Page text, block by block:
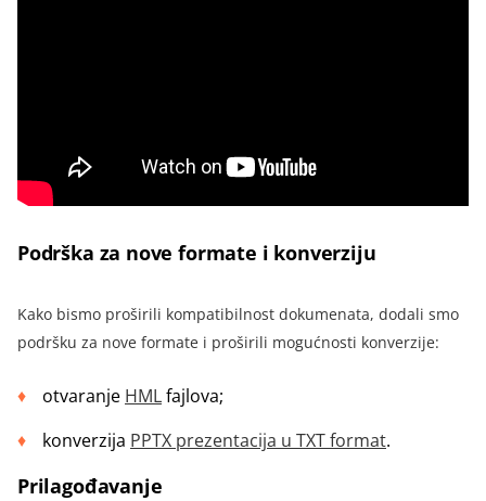
Podrška za nove formate i konverziju
Kako bismo proširili kompatibilnost dokumenata, dodali smo
podršku za nove formate i proširili mogućnosti konverzije:
otvaranje HMLfajlova;
konverzija PPTX prezentacija u TXTformat.
Prilagođavanje